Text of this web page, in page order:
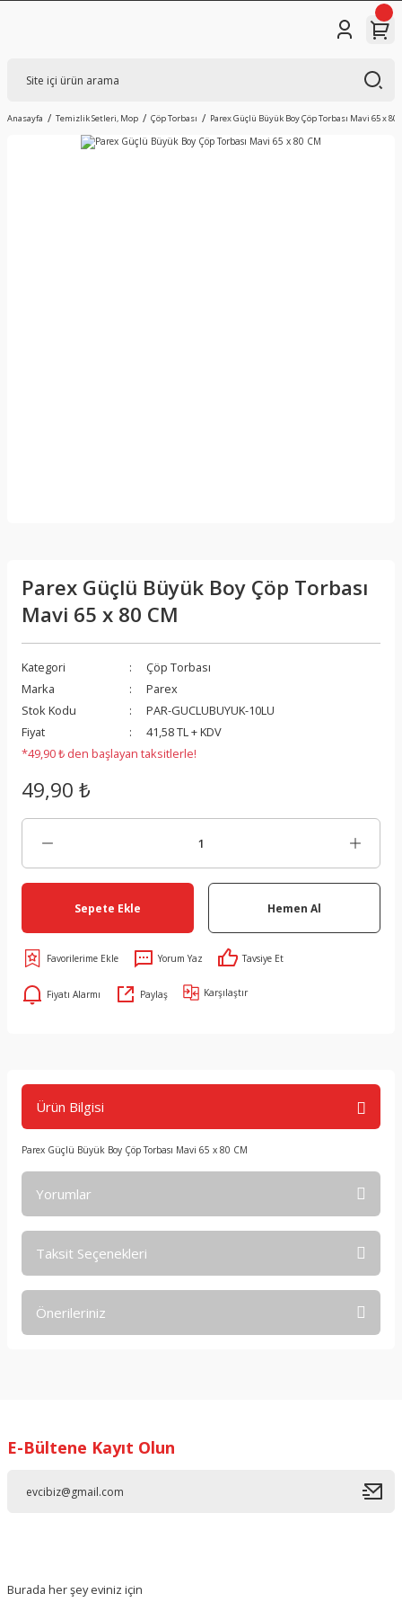
Anasayfa Temizlik Setleri, Mop Çöp Torbası Parex Güçlü Büyük Boy Çöp Torbası Mavi 65 x 80
Parex Güçlü Büyük Boy Çöp Torbası
Mavi 65 x 80 CM
Kategori
Çöp Torbası
Marka
Parex
Stok Kodu
PAR-GUCLUBUYUK-10LU
Fiyat
41,58 TL + KDV
*49,90 ₺ den başlayan taksitlerle!
49,90 ₺
Sepete Ekle Hemen Al
Yorum Yaz Tavsiye Et
Fiyatı Alarmı Paylaş Karşılaştır
Ürün Bilgisi
Parex Güçlü Büyük Boy Çöp Torbası Mavi 65 x 80 CM
Yorumlar
Taksit Seçenekleri
Önerileriniz
Ürün resmi kalitesiz, bozuk veya görüntülenemiyor.
E-Bültene Kayıt Olun
Burada her şey eviniz için